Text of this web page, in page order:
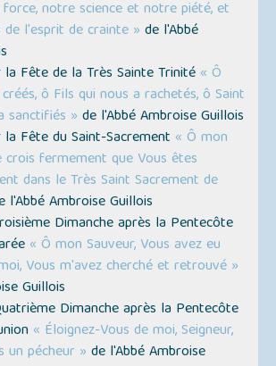
notre science et notre piété, et
l'esprit de crainte » de l'Abbé
Fête de la Très Sainte Trinité « Ô
ô Fils qui nous a rachetés, ô Saint
sanctifiés » de l'Abbé Ambroise Guillois
Fête du Saint-Sacrement « Ô mon
crois fermement que Vous êtes
dans le Très Saint Sacrement de
l'Abbé Ambroise Guillois
Dimanche après la Pentecôte
« Ô mon Sauveur, Vous avez eu
Vous m'avez cherché et retrouvé »
Guillois
Dimanche après la Pentecôte
« Éloignez-Vous de moi, Seigneur,
un pécheur » de l'Abbé Ambroise